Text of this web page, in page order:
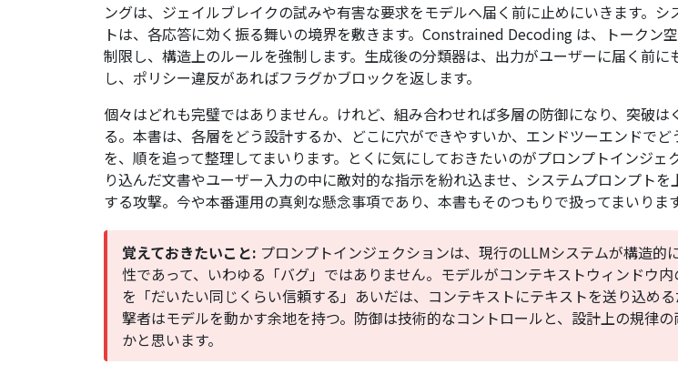
ングは、ジェイルブレイクの試みや有害な要求をモデルへ届く前に止めにいきます。シ
トは、各応答に効く振る舞いの境界を敷きます。Constrained Decoding は、トークン
制限し、構造上のルールを強制します。生成後の分類器は、出力がユーザーに届く前に
し、ポリシー違反があればフラグかブロックを返します。
個々はどれも完璧ではありません。けれど、組み合わせれば多層の防御になり、突破は
る。本書は、各層をどう設計するか、どこに穴ができやすいか、エンドツーエンドでど
を、順を追って整理してまいります。とくに気にしておきたいのがプロンプトインジ
り込んだ文書やユーザー入力の中に敵対的な指示を紛れ込ませ、システムプロンプトを
する攻撃。今や本番運用の真剣な懸念事項であり、本書もそのつもりで扱ってまいります
覚えておきたいこと: プロンプトインジェクションは、現行のLLMシステムが構造的
性であって、いわゆる「バグ」ではありません。モデルがコンテキストウィンドウ内
を「だいたい同じくらい信頼する」あいだは、コンテキストにテキストを送り込め
撃者はモデルを動かす余地を持つ。防御は技術的なコントロールと、設計上の規律
かと思います。